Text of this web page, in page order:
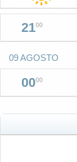
2100
09 AGOSTO
0000